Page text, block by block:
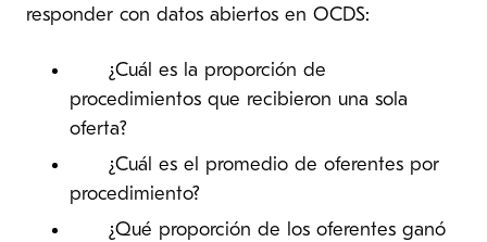
responder con datos abiertos en OCDS:
¿Cuál es la proporción de
procedimientos que recibieron una sola
oferta?
¿Cuál es el promedio de oferentes por
procedimiento?
¿Qué proporción de los oferentes ganó